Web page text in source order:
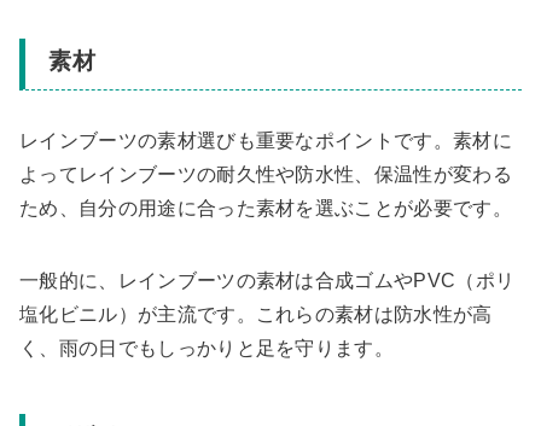
素材
レインブーツの素材選びも重要なポイントです。素材に
よってレインブーツの耐久性や防水性、保温性が変わる
ため、自分の用途に合った素材を選ぶことが必要です。
一般的に、レインブーツの素材は合成ゴムやPVC（ポリ
塩化ビニル）が主流です。これらの素材は防水性が高
く、雨の日でもしっかりと足を守ります。